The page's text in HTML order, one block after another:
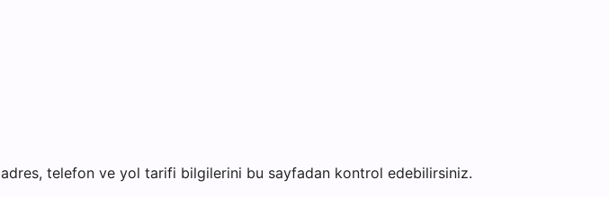
adres, telefon ve yol tarifi bilgilerini bu sayfadan kontrol edebilirsiniz.